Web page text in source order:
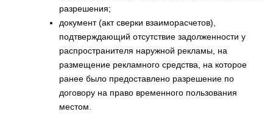
разрешения;
документ (акт сверки взаиморасчетов),
подтверждающий отсутствие задолженности у
распространителя наружной рекламы, на
размещение рекламного средства, на которое
ранее было предоставлено разрешение по
договору на право временного пользования
местом.